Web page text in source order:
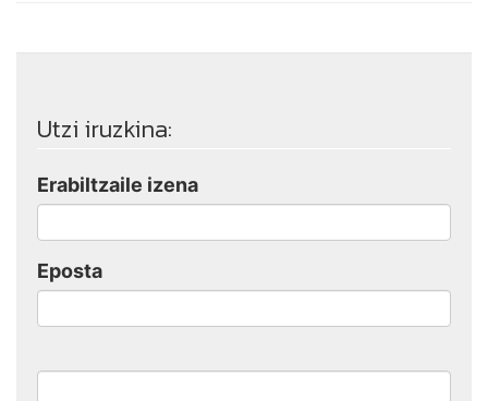
Utzi iruzkina:
Erabiltzaile izena
Eposta